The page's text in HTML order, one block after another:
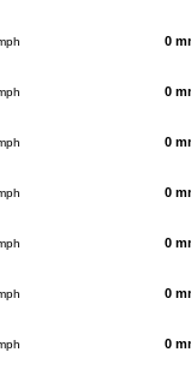
0
0
0
0
0
0
0